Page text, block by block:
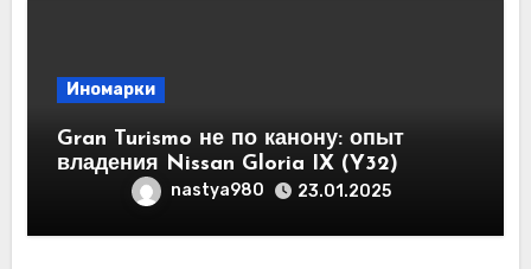
Иномарки
Gran Turismo не по канону: опыт
владения Nissan Gloria IX (Y32)
nastya980 23.01.2025